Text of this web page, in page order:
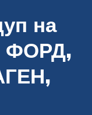
на
ФОРД,